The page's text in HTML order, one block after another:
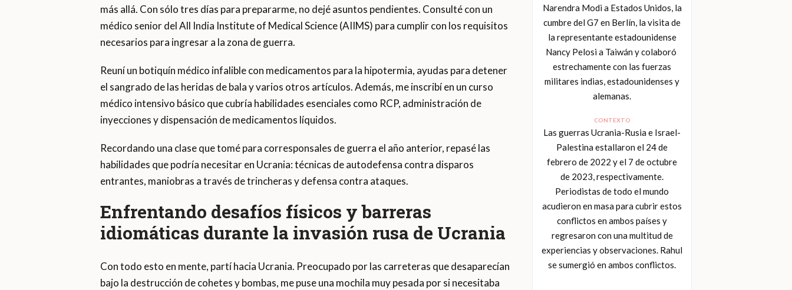
Narendra Modi a Estados Unidos, la
cumbre del G7 en Berlín, la visita de
la representante estadounidense
Nancy Pelosi a Taiwán y colaboró ​​
estrechamente con las fuerzas
militares indias, estadounidenses y
alemanas.
CONTEXTO
Las guerras Ucrania-Rusia e Israel-
Palestina estallaron el 24 de
febrero de 2022 y el 7 de octubre
de 2023, respectivamente.
Periodistas de todo el mundo
acudieron en masa para cubrir estos
conflictos en ambos países y
regresaron con una multitud de
experiencias y observaciones. Rahul
se sumergió en ambos conflictos.
más allá. Con sólo tres días para prepararme, no dejé asuntos pendientes. Consulté con un
médico senior del All India Institute of Medical Science (AIIMS) para cumplir con los requisitos
necesarios para ingresar a la zona de guerra.
Reuní un botiquín médico infalible con medicamentos para la hipotermia, ayudas para detener
el sangrado de las heridas de bala y varios otros artículos. Además, me inscribí en un curso
médico intensivo básico que cubría habilidades esenciales como RCP, administración de
inyecciones y dispensación de medicamentos líquidos.
Recordando una clase que tomé para corresponsales de guerra el año anterior, repasé las
habilidades que podría necesitar en Ucrania: técnicas de autodefensa contra disparos
entrantes, maniobras a través de trincheras y defensa contra ataques.
Enfrentando desafíos físicos y barreras
idiomáticas durante la invasión rusa de Ucrania
Con todo esto en mente, partí hacia Ucrania. Preocupado por las carreteras que desaparecían
bajo la destrucción de cohetes y bombas, me puse una mochila muy pesada por si necesitaba